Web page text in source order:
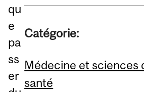
qu
e
pa
ss
er
Catégorie:
Médecine et sciences
santé